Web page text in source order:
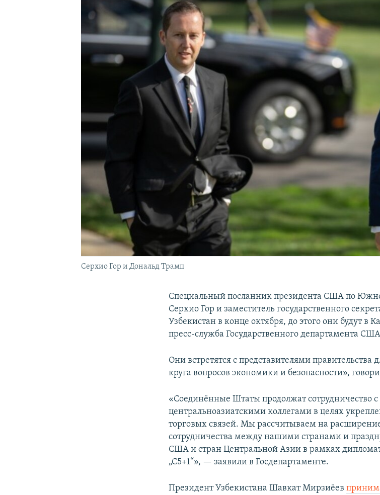
Серхио Гор и Дональд Трамп
Специальный посланник президента США по
Серхио Гор и заместитель государственного
Узбекистан в конце октября, до этого они будут в
пресс-служба Государственного департамента
Они встретятся с представителями
круга вопросов экономики и безопасности»,
«Соединённые Штаты продолжат сотрудничество
центральноазиатскими коллегами в целях
торговых связей. Мы рассчитываем на
сотрудничества между нашими странами и
США и стран Центральной Азии в рамках
„С5+1“», — заявили в Госдепартаменте.
Президент Узбекистана Шавкат Мирзиёев